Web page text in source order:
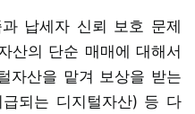
납세자 신뢰 보호 문제
산의 단순 매매에 대해서
자산을 맡겨 보상을 받는
되는 디지털자산) 등 다